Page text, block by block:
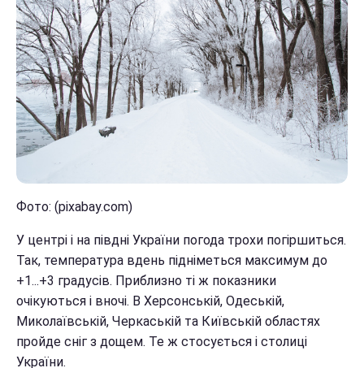
Фото: (pixabay.com)
У центрі і на півдні України погода трохи погіршиться.
Так, температура вдень підніметься максимум до
+1...+3 градусів. Приблизно ті ж показники
очікуються і вночі. В Херсонській, Одеській,
Миколаївській, Черкаській та Київській областях
пройде сніг з дощем. Те ж стосується і столиці
України.